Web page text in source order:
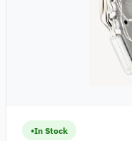
In Stock